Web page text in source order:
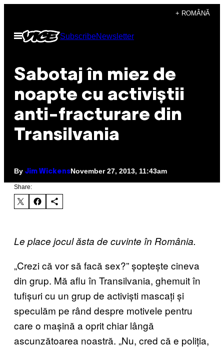
content
+ ROMÂNĂ
Open
Menu
SubscribeNewsletter
Sabotaj în miez de
noapte cu activiștii
anti-fracturare din
Transilvania
By Jim WickensNovember 27, 2013, 11:43am
Share:
Le place jocul ăsta de cuvinte în România.
„Crezi că vor să facă sex?” șoptește cineva
din grup. Mă aflu în Transilvania, ghemuit în
tufișuri cu un grup de activiști mascați și
speculăm pe rând despre motivele pentru
care o mașină a oprit chiar lângă
ascunzătoarea noastră. „Nu, cred că e poliția,